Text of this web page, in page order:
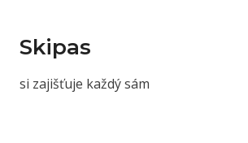
Skipas
si zajišťuje každý sám